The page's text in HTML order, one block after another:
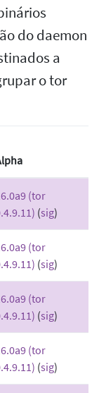
do daemon
a
o tor
(tor
(sig)
(tor
(sig)
(tor
(sig)
(tor
(sig)